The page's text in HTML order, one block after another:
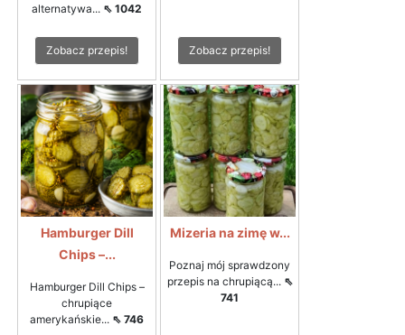
alternatywa... ⇖ 1042
Zobacz przepis! Zobacz przepis!
Hamburger Dill
Chips –...
Hamburger Dill Chips –
chrupiące
amerykańskie... ⇖ 746
Mizeria na zimę w...
Poznaj mój sprawdzony
przepis na chrupiącą... ⇖
741